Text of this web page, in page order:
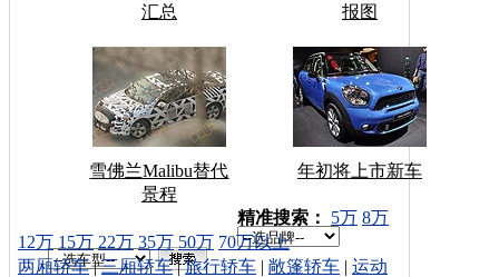
汇总
报图
雪佛兰Malibu替代
景程
年初将上市新车
车型搜索：
精准搜索： 5万 8万
12万 15万 22万 35万 50万 70万以上
两厢轿车|三厢轿车|旅行轿车 | 敞篷轿车 | 运动